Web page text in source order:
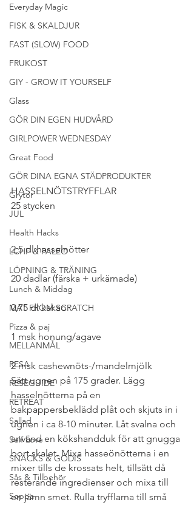
Everyday Magic
FISK & SKALDJUR
FAST (SLOW) FOOD
FRUKOST
GIY - GROW IT YOURSELF
Glass
GÖR DIN EGEN HUDVÅRD
GIRLPOWER WEDNESDAY
Great Food
GÖR DINA EGNA STÄDPRODUKTER
Grytor
JUL
Health Hacks
LCHF & PALEO
LÖPNING & TRÄNING
Lunch & Middag
MAT FROM SCRATCH
Pizza & paj
MELLANMÅL
RESA
RESEGUIDE
RETREAT
Sallad
Self Love
SNACKS & GODIS
Sås & Tillbehör
Soppa
HASSELNÖTSTRYFFLAR
25 stycken
2,5 dl hasselnötter
20 dadlar (färska + urkärnade)
0,75 dl kakao
1 msk honung/agave
2 msk cashewnöts-/mandelmjölk
Sätt ugnen på 175 grader. Lägg
hasselnötterna på en
bakpappersbeklädd plåt och skjuts in i
ugnen i ca 8-10 minuter. Låt svalna och
använd en kökshandduk för att gnugga
bort skalet. Mixa hasseönötterna i en
mixer tills de krossats helt, tillsätt då
resterande ingredienser och mixa till
en jämn smet. Rulla tryfflarna till små